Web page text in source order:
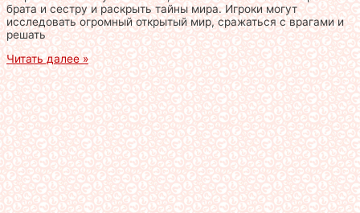
брата и сестру и раскрыть тайны мира. Игроки могут
исследовать огромный открытый мир, сражаться с врагами и
решать
Читать далее »